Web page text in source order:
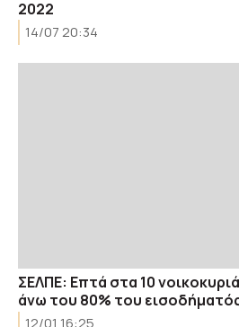
2022
14/07 20:34
ΣΕΛΠΕ: Επτά στα 10
άνω του 80% του
12/01 16:25